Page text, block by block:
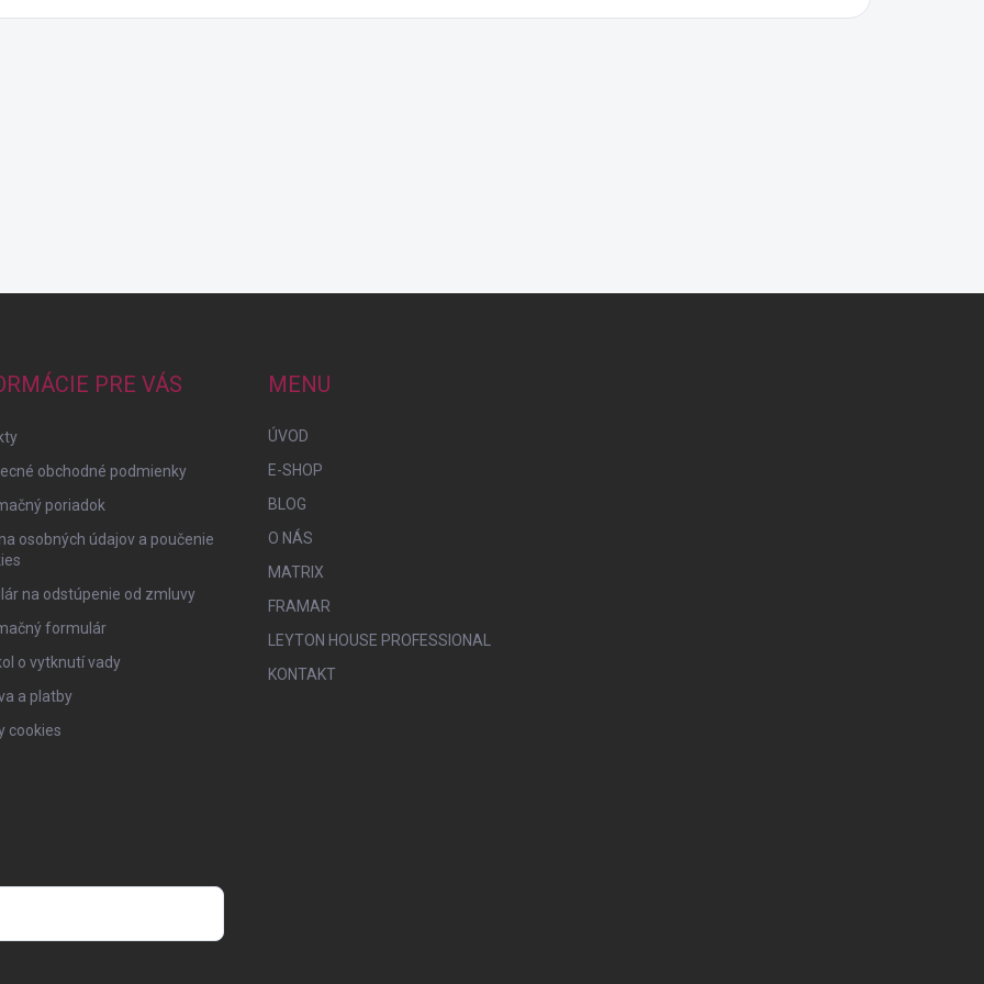
PRE VÁS
obchodné podmienky
poriadok
osobných údajov a poučenie
na odstúpenie od zmluvy
formulár
o vytknutí vady
a platby
cookies
MENU
ÚVOD
E-SHOP
BLOG
O NÁS
MATRIX
FRAMAR
LEYTON HOUSE PROFESSIONAL
KONTAKT